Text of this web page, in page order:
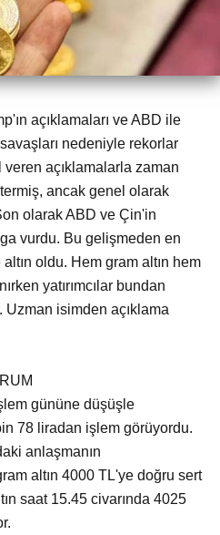
açıklamaları ve ABD ile
nedeniyle rekorlar
veren açıklamalarla zaman
ancak genel olarak
olarak ABD ve Çin'in
vurdu. Bu gelişmeden en
oldu. Hem gram altın hem
yatırımcılar bundan
isimden açıklama
gününe düşüşle
78 liradan işlem görüyordu.
anlaşmanın
altın 4000 TL'ye doğru sert
saat 15.45 civarında 4025